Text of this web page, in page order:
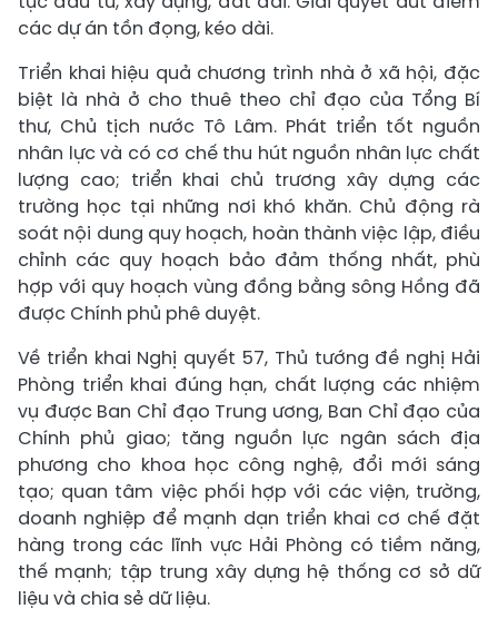
các dự án tồn đọng, kéo dài.
Triển khai hiệu quả chương trình nhà ở xã hội, đặc
biệt là nhà ở cho thuê theo chỉ đạo của Tổng Bí
thư, Chủ tịch nước Tô Lâm. Phát triển tốt nguồn
nhân lực và có cơ chế thu hút nguồn nhân lực chất
lượng cao; triển khai chủ trương xây dựng các
trường học tại những nơi khó khăn. Chủ động rà
soát nội dung quy hoạch, hoàn thành việc lập, điều
chỉnh các quy hoạch bảo đảm thống nhất, phù
hợp với quy hoạch vùng đồng bằng sông Hồng đã
được Chính phủ phê duyệt.
Về triển khai Nghị quyết 57, Thủ tướng đề nghị Hải
Phòng triển khai đúng hạn, chất lượng các nhiệm
vụ được Ban Chỉ đạo Trung ương, Ban Chỉ đạo của
Chính phủ giao; tăng nguồn lực ngân sách địa
phương cho khoa học công nghệ, đổi mới sáng
tạo; quan tâm việc phối hợp với các viện, trường,
doanh nghiệp để mạnh dạn triển khai cơ chế đặt
hàng trong các lĩnh vực Hải Phòng có tiềm năng,
thế mạnh; tập trung xây dựng hệ thống cơ sở dữ
liệu và chia sẻ dữ liệu.